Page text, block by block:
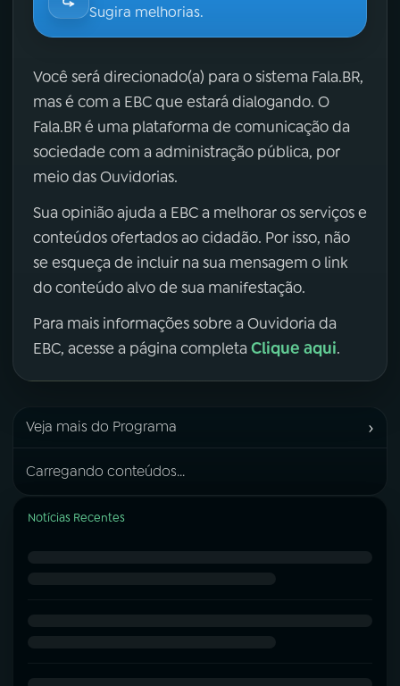
Sugira melhorias.
Você será direcionado(a) para o sistema Fala.BR,
mas é com a EBC que estará dialogando. O
Fala.BR é uma plataforma de comunicação da
sociedade com a administração pública, por
meio das Ouvidorias.
Sua opinião ajuda a EBC a melhorar os serviços e
conteúdos ofertados ao cidadão. Por isso, não
se esqueça de incluir na sua mensagem o link
do conteúdo alvo de sua manifestação.
Para mais informações sobre a Ouvidoria da
EBC, acesse a página completa Clique aqui.
Veja mais do Programa ›
Carregando conteúdos...
Notícias Recentes